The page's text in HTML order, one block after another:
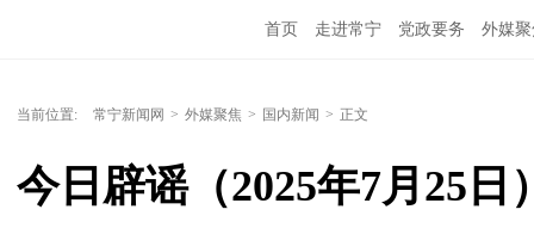
首页 走进常宁 党政要务 外媒
当前位置: 常宁新闻网 > 外媒聚焦 > 国内新闻 > 正文
今日辟谣（2025年7月25日